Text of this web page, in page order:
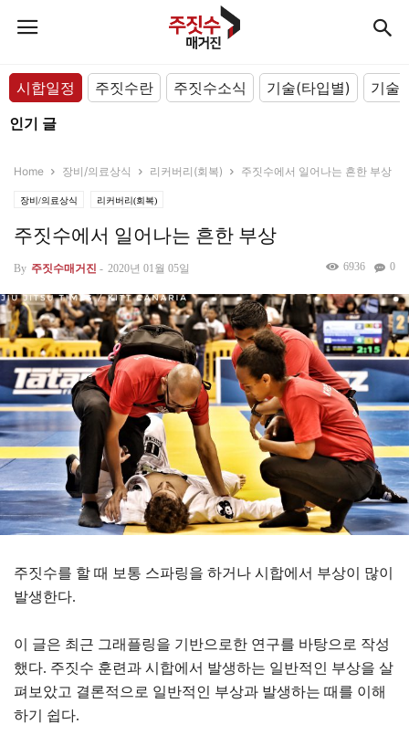
시합일정 주짓수란 주짓수소식 기술(타입별)
기술
인기 글
Home 장비/의료상식 리커버리(회복) 주짓수에서 일어나는 흔한 부상
장비/의료상식 리커버리(회복)
주짓수에서 일어나는 흔한 부상
By 주짓수매거진 - 2020년 01월 05일 0
6936
주짓수를 할 때 보통 스파링을 하거나 시합에서 부상이 많이
발생한다.
이 글은 최근 그래플링을 기반으로한 연구를 바탕으로 작성
했다. 주짓수 훈련과 시합에서 발생하는 일반적인 부상을 살
펴보았고 결론적으로 일반적인 부상과 발생하는 때를 이해
하기 쉽다.